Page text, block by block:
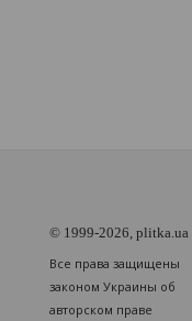
© 1999-2026, plitka.ua
Все права защищены
законом Украины об
авторском праве